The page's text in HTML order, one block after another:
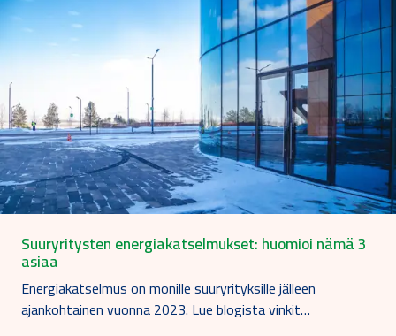
Suuryritysten energiakatselmukset: huomioi nämä 3
asiaa
Energiakatselmus on monille suuryrityksille jälleen
ajankohtainen vuonna 2023. Lue blogista vinkit…